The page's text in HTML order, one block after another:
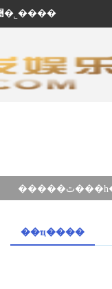
��ӭ���ʽ������ֽ��輯�����޹�˾����
��ҵ����